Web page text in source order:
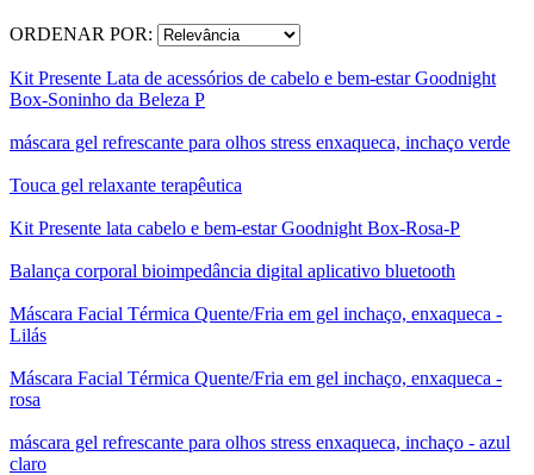
ORDENAR POR:
Kit Presente Lata de acessórios de cabelo e bem-estar Goodnight
Box-Soninho da Beleza P
máscara gel refrescante para olhos stress enxaqueca, inchaço verde
Touca gel relaxante terapêutica
Kit Presente lata cabelo e bem-estar Goodnight Box-Rosa-P
Balança corporal bioimpedância digital aplicativo bluetooth
Máscara Facial Térmica Quente/Fria em gel inchaço, enxaqueca -
Lilás
Máscara Facial Térmica Quente/Fria em gel inchaço, enxaqueca -
rosa
máscara gel refrescante para olhos stress enxaqueca, inchaço - azul
claro